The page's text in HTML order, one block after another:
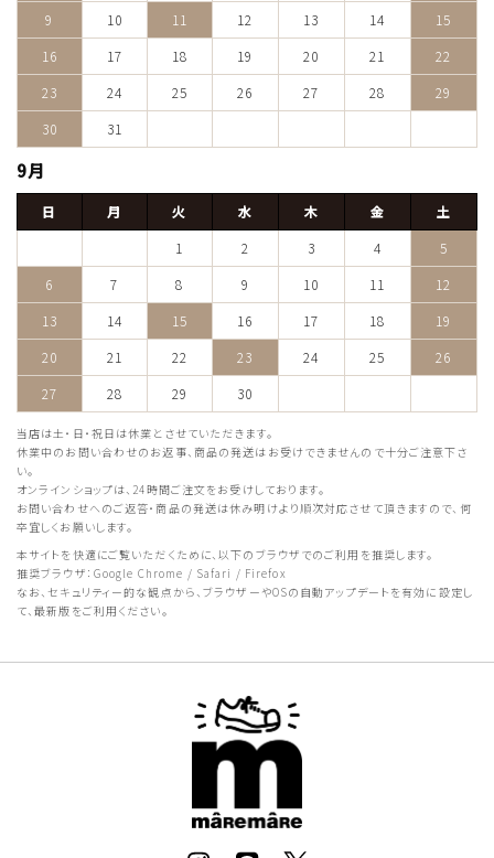
9
10 11 12 13 14
15
16
17 18 19 20 21
22
23
24 25 26 27 28
29
30
31
9月
日 月 火 水 木 金
土
1
2 3 4
5
6
7 8 9 10 11
12
13
14 15 16 17 18
19
20
21 22 23 24 25
26
27
28 29 30
当店は土・日・祝日は休業とさせていただきます。
休業中のお問い合わせのお返事、商品の発送はお受けできませんので十分ご注意下さ
い。
オンラインショップは、24時間ご注文をお受けしております。
お問い合わせへのご返答・商品の発送は休み明けより順次対応させて頂きますので、何
卒宜しくお願いします。
本サイトを快適にご覧いただくために、以下のブラウザでのご利用を推奨します。
推奨ブラウザ：Google Chrome / Safari / Firefox
なお、セキュリティー的な観点から、ブラウザーやOSの自動アップデートを有効に設定し
て、最新版をご利用ください。